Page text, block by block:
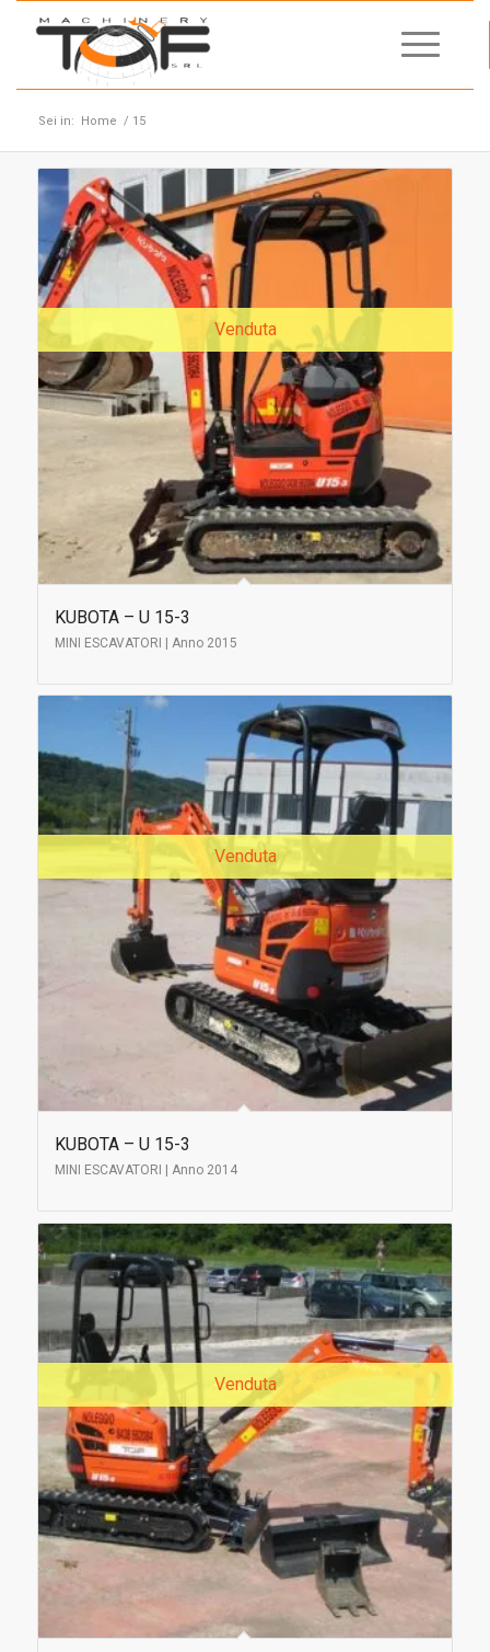
Sei in: Home / 15
Venduta
KUBOTA – U 15-3
MINI ESCAVATORI | Anno 2015
Venduta
KUBOTA – U 15-3
MINI ESCAVATORI | Anno 2014
Venduta